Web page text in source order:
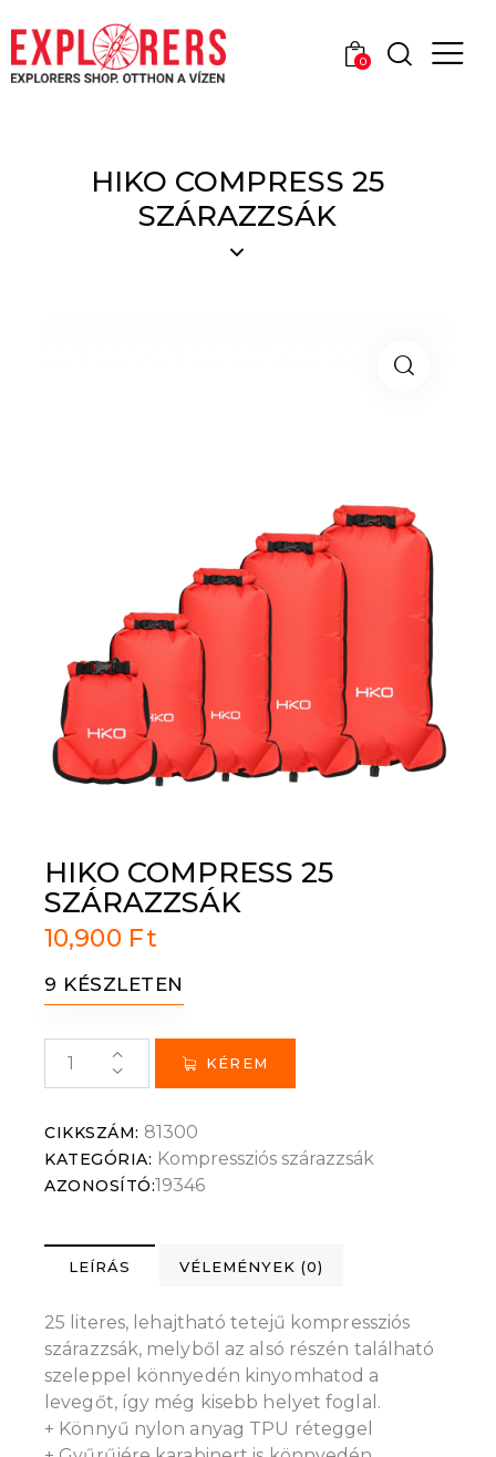
0
HIKO COMPRESS 25
SZÁRAZZSÁK
HIKO COMPRESS 25
SZÁRAZZSÁK
10,900 Ft
9 KÉSZLETEN
KÉREM
CIKKSZÁM: 81300
KATEGÓRIA: Kompressziós szárazzsák
AZONOSÍTÓ:19346
LEÍRÁS VÉLEMÉNYEK (0)
25 literes, lehajtható tetejű kompressziós
szárazzsák, melyből az alsó részén található
szeleppel könnyedén kinyomhatod a
levegőt, így még kisebb helyet foglal.
+ Könnyű nylon anyag TPU réteggel